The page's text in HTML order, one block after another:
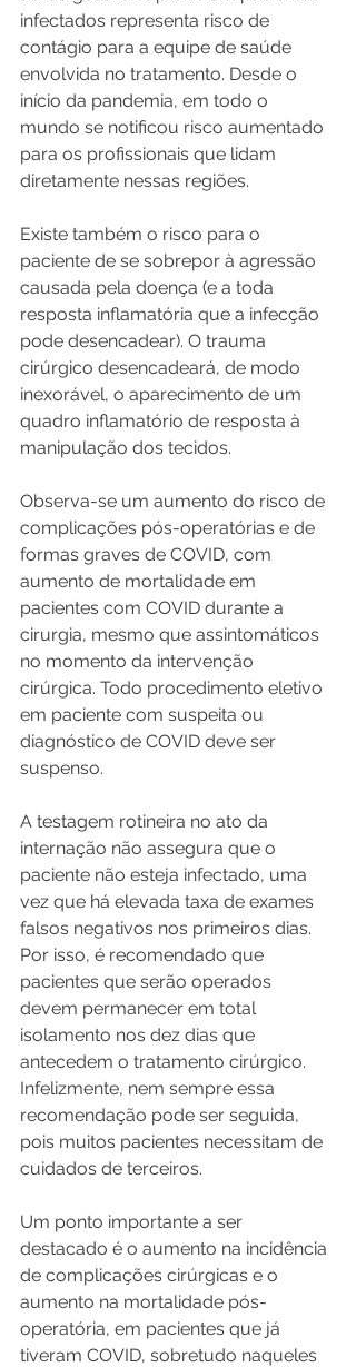
infectados representa risco de
contágio para a equipe de saúde
envolvida no tratamento. Desde o
início da pandemia, em todo o
mundo se notificou risco aumentado
para os profissionais que lidam
diretamente nessas regiões.
Existe também o risco para o
paciente de se sobrepor à agressão
causada pela doença (e a toda
resposta inflamatória que a infecção
pode desencadear). O trauma
cirúrgico desencadeará, de modo
inexorável, o aparecimento de um
quadro inflamatório de resposta à
manipulação dos tecidos.
Observa-se um aumento do risco de
complicações pós-operatórias e de
formas graves de COVID, com
aumento de mortalidade em
pacientes com COVID durante a
cirurgia, mesmo que assintomáticos
no momento da intervenção
cirúrgica. Todo procedimento eletivo
em paciente com suspeita ou
diagnóstico de COVID deve ser
suspenso.
A testagem rotineira no ato da
internação não assegura que o
paciente não esteja infectado, uma
vez que há elevada taxa de exames
falsos negativos nos primeiros dias.
Por isso, é recomendado que
pacientes que serão operados
devem permanecer em total
isolamento nos dez dias que
antecedem o tratamento cirúrgico.
Infelizmente, nem sempre essa
recomendação pode ser seguida,
pois muitos pacientes necessitam de
cuidados de terceiros.
Um ponto importante a ser
destacado é o aumento na incidência
de complicações cirúrgicas e o
aumento na mortalidade pós-
operatória, em pacientes que já
tiveram COVID, sobretudo naqueles